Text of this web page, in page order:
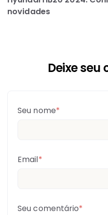
novidades
Deixe
Seu nome*
Email*
Seu comentário*